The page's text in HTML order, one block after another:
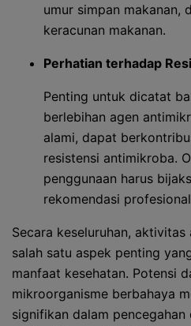
umur simpan makanan,
keracunan makanan.
Perhatian terhadap
Penting untuk dicatat
berlebihan agen
alami, dapat
resistensi antimikroba.
penggunaan harus
rekomendasi
Secara keseluruhan,
salah satu aspek penting
manfaat kesehatan. Potensi
mikroorganisme berbahaya
signifikan dalam